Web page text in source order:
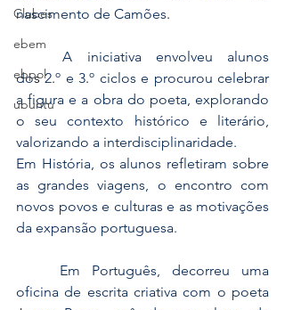
Clubes
ebem
ebpol
ubuntu
nascimento de Camões.
	A iniciativa envolveu alunos
dos 2.º e 3.º ciclos e procurou celebrar
a figura e a obra do poeta, explorando
o seu contexto histórico e literário,
valorizando a interdisciplinaridade.
Em História, os alunos refletiram sobre
as grandes viagens, o encontro com
novos povos e culturas e as motivações
da expansão portuguesa.
oficina de escrita criativa com o poeta